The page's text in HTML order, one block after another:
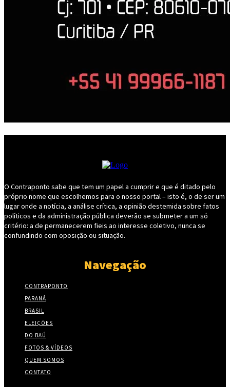
O Contraponto sabe que tem um papel a cumprir e que é ditado pelo
próprio nome que escolhemos para o nosso portal – isto é, o de ser um
lugar onde a notícia, a análise crítica, a opinião destemida sobre fatos
políticos e da administração pública deverão se submeter a um só
critério: a de permanecerem fieis ao interesse coletivo, nunca se
confundindo com oposição ou situação.
Navegação
CONTRAPONTO
PARANÁ
BRASIL
ELEIÇÕES
DO BAÚ
FOTOS & VÍDEOS
QUEM SOMOS
CONTATO